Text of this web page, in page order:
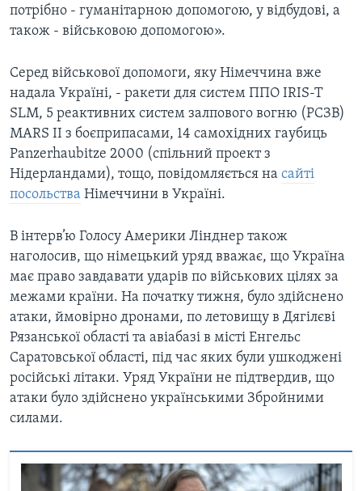
потрібно - гуманітарною допомогою, у відбудові, а
також - військовою допомогою».
Серед військової допомоги, яку Німеччина вже
надала Україні, - ракети для систем ППО IRIS-T
SLM, 5 реактивних систем залпового вогню (РСЗВ)
MARS ІІ з боєприпасами, 14 самохідних гаубиць
Panzerhaubitze 2000 (спільний проект з
Нідерландами), тощо, повідомляється на сайті
посольства Німеччини в Україні.
В інтерв’ю Голосу Америки Лінднер також
наголосив, що німецький уряд вважає, що Україна
має право завдавати ударів по військових цілях за
межами країни. На початку тижня, було здійснено
атаки, ймовірно дронами, по летовищу в Дягілєві
Рязанської області та авіабазі в місті Енгельс
Саратовської області, під час яких були ушкоджені
російські літаки. Уряд України не підтвердив, що
атаки було здійснено українськими Збройними
силами.